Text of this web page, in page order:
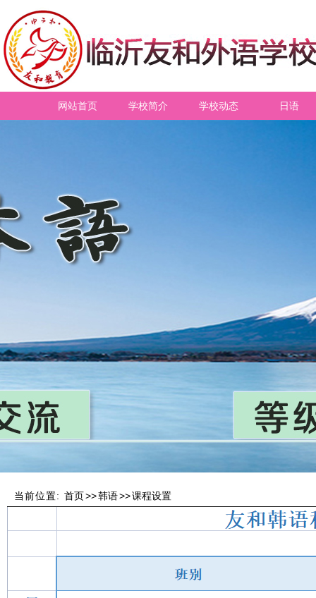
网站首页 学校简介 学校动态 日语
当前位置: 首页>>韩语>>课程设置